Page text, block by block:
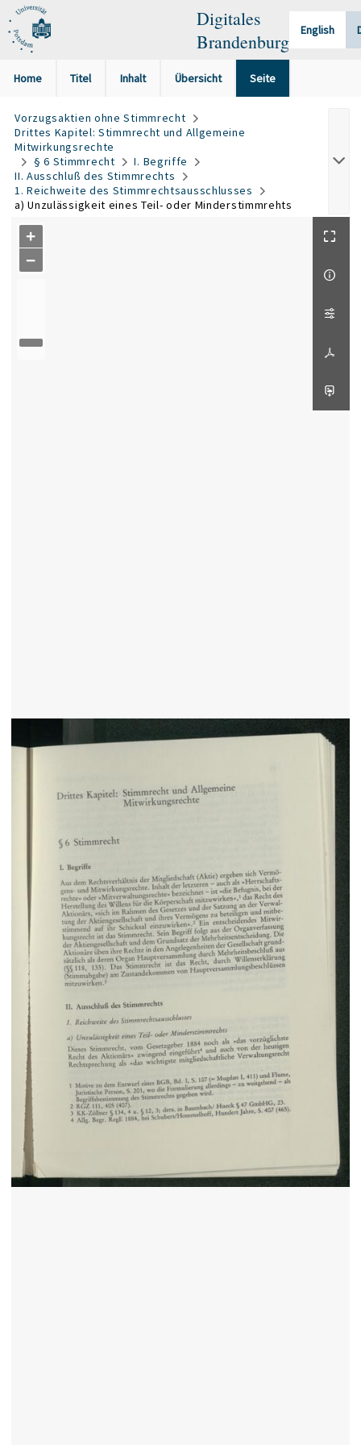
Digitales
Brandenburg
English
Home Titel Inhalt Übersicht Seite
Vorzugsaktien ohne Stimmrecht
Drittes Kapitel: Stimmrecht und Allgemeine
Mitwirkungsrechte
§ 6 Stimmrecht
I. Begriffe
II. Ausschluß des Stimmrechts
1. Reichweite des Stimmrechtsausschlusses
a) Unzulässigkeit eines Teil- oder Minderstimmrehts
+
−